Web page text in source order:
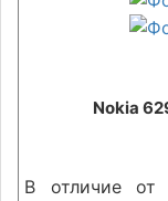
Nokia
В отличие от